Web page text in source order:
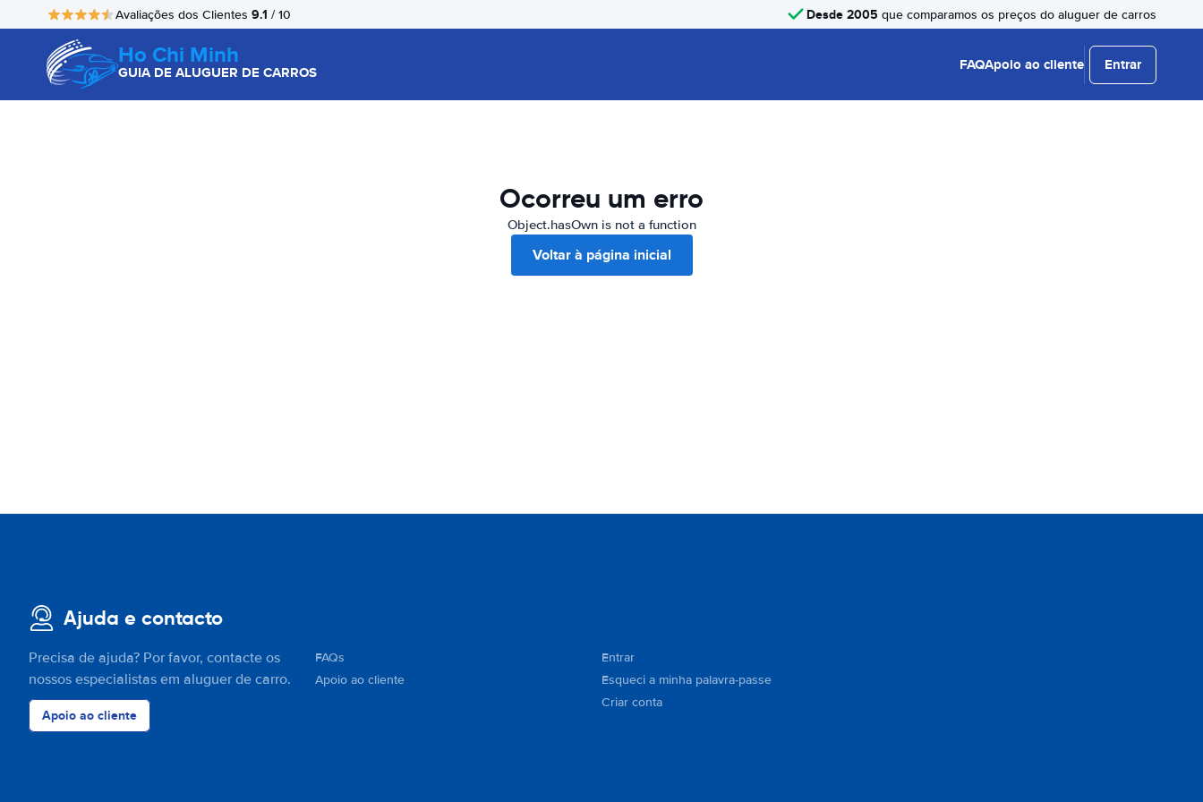
Avaliações dos Clientes 9.1 / 10 Desde 2005 que comparamos os preços do aluguer de carros
Ho Chi Minh
GUIA DE ALUGUER DE CARROS FAQApoio ao cliente Entrar
Ocorreu um erro
Object.hasOwn is not a function
Voltar à página inicial
Ajuda e contacto
Precisa de ajuda? Por favor, contacte os
nossos especialistas em aluguer de carro.
Apoio ao cliente
FAQs
Apoio ao cliente
Entrar
Esqueci a minha palavra-passe
Criar conta